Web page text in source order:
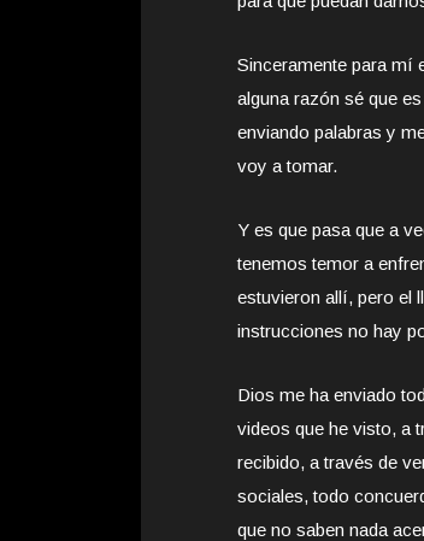
Sinceramente para mí
alguna razón sé que
enviando palabras y
voy a tomar.
Y es que pasa que a
tenemos temor a
estuvieron allí, pero el
instrucciones no hay
Dios me ha enviado
videos que he visto, a
recibido, a través de
sociales, todo
que no saben nada